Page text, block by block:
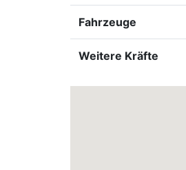
Fahrzeuge
Weitere Kräfte